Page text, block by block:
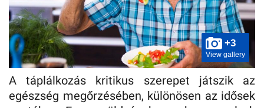
+3
View gallery
A táplálkozás kritikus szerepet játszik az
egészség megőrzésében, különösen az idősek